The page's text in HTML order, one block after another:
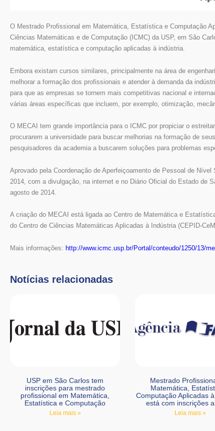
O Mestrado Profissional em Matemática, Estatística e Computação
Ciências Matemáticas e de Computação (ICMC) da USP, em São
matemática, estatística e computação aplicadas à indústria.
Embora existam cursos similares, principalmente na área de
melhorar a formação dos profissionais e atender à demanda da
para que as empresas se tornem mais competitivas nacional e
várias áreas específicas que incluem, por exemplo, otimização,
O MECAI tem grande importância para o ICMC por propiciar o
procurarem a universidade para buscar melhorias na formação de
pesquisadores da academia a buscarem soluções para problemas
Aprovado pela Coordenação de Aperfeiçoamento de Pessoal de
2014, com a divulgação, na internet e no Diário Oficial do Estado de
agosto de 2014.
A criação do MECAI está ligada ao Centro de Matemática e
do Centro de Ciências Matemáticas Aplicadas à Indústria (CEPID-
Mais informações: http://www.icmc.usp.br/Portal/conteudo/1250/13/
Notícias relacionadas
USP em São Carlos tem
inscrições para mestrado
profissional em Matemática,
Estatística e Computação
Leia mais »
Mestrado
Matemática,
Computação Aplicadas
está com inscrições
Leia mais »